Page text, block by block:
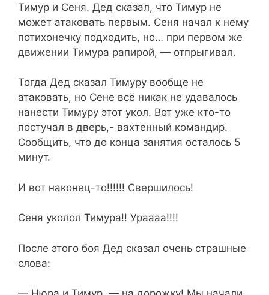
Тимур и Сеня. Дед сказал, что Тимур не
может атаковать первым. Сеня начал к нему
потихонечку подходить, но… при первом же
движении Тимура рапирой, — отпрыгивал.
Тогда Дед сказал Тимуру вообще не
атаковать, но Сене всё никак не удавалось
нанести Тимуру этот укол. Вот уже кто-то
постучал в дверь,- вахтенный командир.
Сообщить, что до конца занятия осталось 5
минут.
И вот наконец-то!!!!!! Свершилось!
Сеня уколол Тимура!! Ураааа!!!!
После этого боя Дед сказал очень страшные
слова: